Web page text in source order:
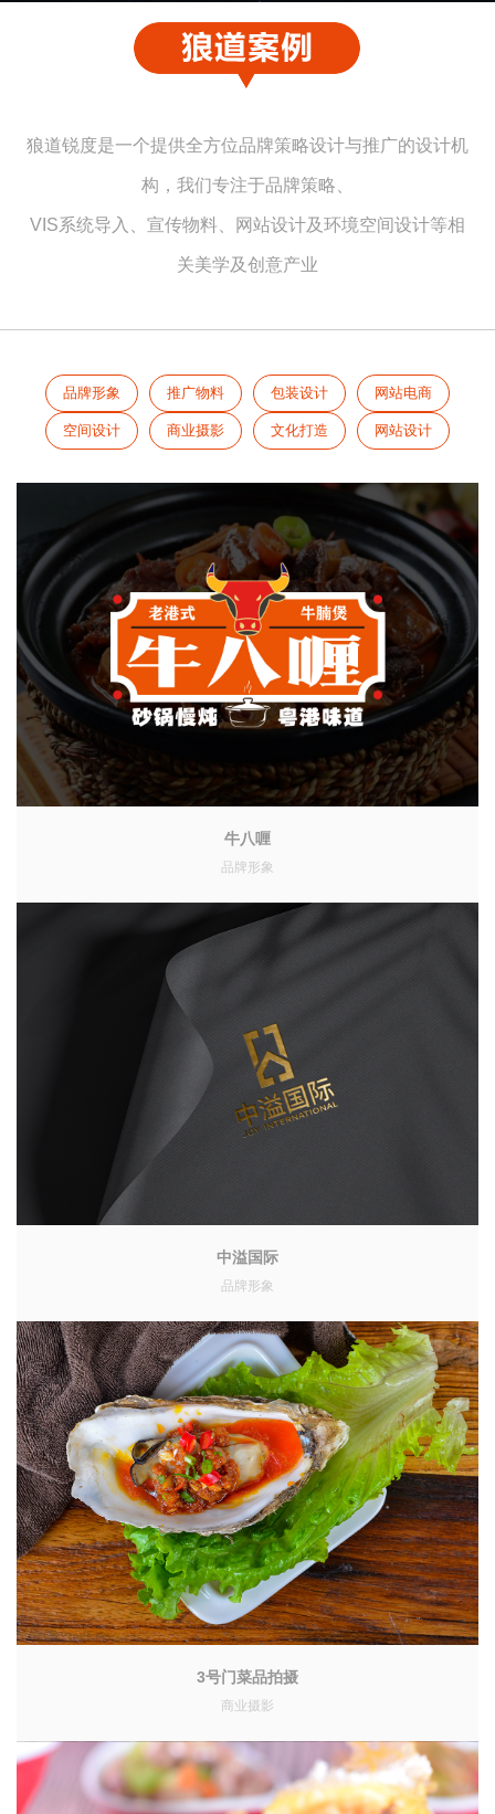
狼道锐度是一个提供全方位品牌策略设计与推广的设计机
构，我们专注于品牌策略、
VIS系统导入、宣传物料、网站设计及环境空间设计等相
关美学及创意产业
品牌形象 推广物料 包装设计 网站电商
空间设计 商业摄影 文化打造 网站设计
牛八喱
品牌形象
中溢国际
品牌形象
3号门菜品拍摄
商业摄影